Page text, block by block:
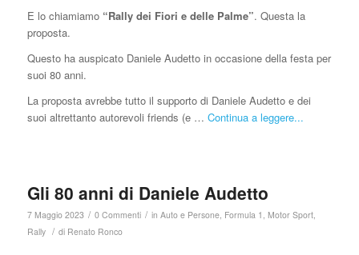
E lo chiamiamo “Rally dei Fiori e delle Palme”. Questa la
proposta.
Questo ha auspicato Daniele Audetto in occasione della festa per
suoi 80 anni.
La proposta avrebbe tutto il supporto di Daniele Audetto e dei
suoi altrettanto autorevoli friends (e … Continua a leggere...
Gli 80 anni di Daniele Audetto
7 Maggio 2023 / 0 Commenti / in Auto e Persone, Formula 1 , Motor Sport,
Rally / di Renato Ronco